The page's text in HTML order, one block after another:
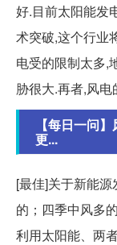
好.目前太阳能发
术突破,这个行业
电受的限制太多,
胁很大.再者,风电
【每日一问
更...
[最佳]关于新能
的；四季中风多
利用太阳能、两